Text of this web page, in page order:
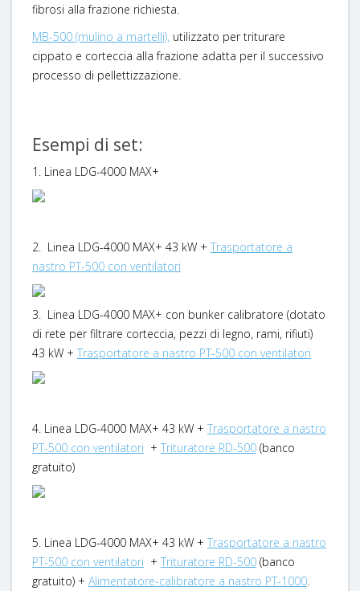
fibrosi alla frazione richiesta.
MB-500 (mulino a martelli), utilizzato per triturare
cippato e corteccia alla frazione adatta per il successivo
processo di pellettizzazione.
Esempi di set:
1. Linea LDG-4000 MAX+
2. Linea LDG-4000 MAX+ 43 kW + Trasportatore a
nastro PT-500 con ventilatori
3. Linea LDG-4000 MAX+ con bunker calibratore (dotato
di rete per filtrare corteccia, pezzi di legno, rami, rifiuti)
43 kW + Trasportatore a nastro PT-500 con ventilatori
4. Linea LDG-4000 MAX+ 43 kW + Trasportatore a nastro
PT-500 con ventilatori + Trituratore RD-500 (banco
gratuito)
5. Linea LDG-4000 MAX+ 43 kW + Trasportatore a nastro
PT-500 con ventilatori + Trituratore RD-500 (banco
gratuito) + Alimentatore-calibratore a nastro PT-1000